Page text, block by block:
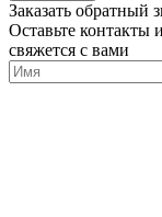
Заказать обратный
Оставьте контакты
свяжется с вами